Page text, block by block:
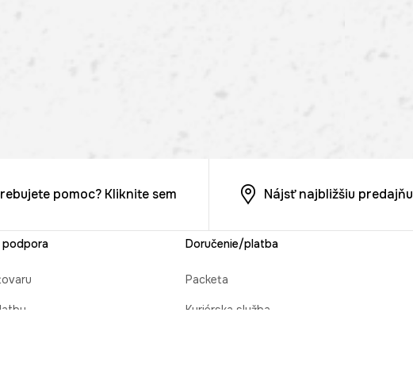
pomoc? Kliknite sem Nájsť najbližšiu predajňu
podpora Doručenie/platba
Packeta
Kuriérska služba